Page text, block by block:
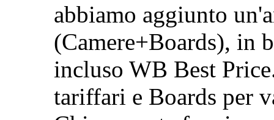
abbiamo aggiunto
(Camere+Boards), in
incluso WB Best
tariffari e Boards per